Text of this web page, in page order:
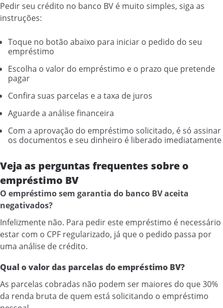
Pedir seu crédito no banco BV é muito simples, siga as
instruções:
Toque no botão abaixo para iniciar o pedido do seu
empréstimo
Escolha o valor do empréstimo e o prazo que pretende
pagar
Confira suas parcelas e a taxa de juros
Aguarde a análise financeira
Com a aprovação do empréstimo solicitado, é só assinar
os documentos e seu dinheiro é liberado imediatamente
Veja as perguntas frequentes sobre o
empréstimo BV
O empréstimo sem garantia do banco BV aceita
negativados?
Infelizmente não. Para pedir este empréstimo é necessário
estar com o CPF regularizado, já que o pedido passa por
uma análise de crédito.
Qual o valor das parcelas do empréstimo BV?
As parcelas cobradas não podem ser maiores do que 30%
da renda bruta de quem está solicitando o empréstimo